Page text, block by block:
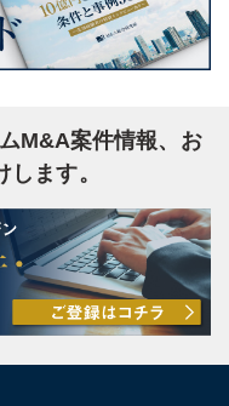
M&A案件情報、お
ます。